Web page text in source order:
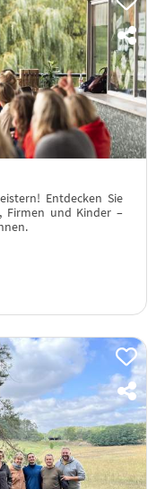
Entdecken Sie
Firmen und Kinder –